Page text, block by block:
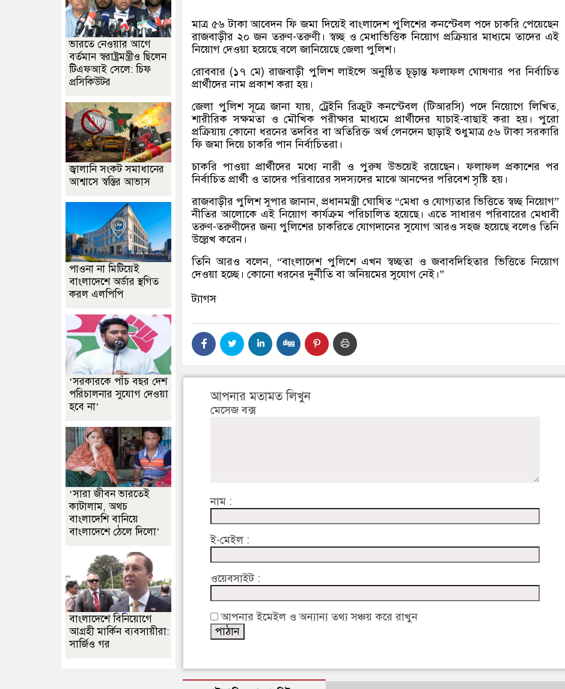
মাত্র ৫৬ টাকা আবেদন ফি জমা দিয়েই বাংলাদেশ পুলিশের কনস্টেবল পদে চাকরি পেয়েছেন
রাজবাড়ীর ২০ জন তরুণ-তরুণী। স্বচ্ছ ও মেধাভিত্তিক নিয়োগ প্রক্রিয়ার মাধ্যমে তাদের এই
নিয়োগ দেওয়া হয়েছে বলে জানিয়েছে জেলা পুলিশ।
রোববার (১৭ মে) রাজবাড়ী পুলিশ লাইন্সে অনুষ্ঠিত চূড়ান্ত ফলাফল ঘোষণার পর নির্বাচিত
প্রার্থীদের নাম প্রকাশ করা হয়।
জেলা পুলিশ সূত্রে জানা যায়, ট্রেইনি রিক্রুট কনস্টেবল (টিআরসি) পদে নিয়োগে লিখিত,
শারীরিক সক্ষমতা ও মৌখিক পরীক্ষার মাধ্যমে প্রার্থীদের যাচাই-বাছাই করা হয়। পুরো
প্রক্রিয়ায় কোনো ধরনের তদবির বা অতিরিক্ত অর্থ লেনদেন ছাড়াই শুধুমাত্র ৫৬ টাকা সরকারি
ফি জমা দিয়ে চাকরি পান নির্বাচিতরা।
চাকরি পাওয়া প্রার্থীদের মধ্যে নারী ও পুরুষ উভয়েই রয়েছেন। ফলাফল প্রকাশের পর
নির্বাচিত প্রার্থী ও তাদের পরিবারের সদস্যদের মাঝে আনন্দের পরিবেশ সৃষ্টি হয়।
রাজবাড়ীর পুলিশ সুপার জানান, প্রধানমন্ত্রী ঘোষিত “মেধা ও যোগ্যতার ভিত্তিতে স্বচ্ছ নিয়োগ”
নীতির আলোকে এই নিয়োগ কার্যক্রম পরিচালিত হয়েছে। এতে সাধারণ পরিবারের মেধাবী
তরুণ-তরুণীদের জন্য পুলিশের চাকরিতে যোগদানের সুযোগ আরও সহজ হয়েছে বলেও তিনি
উল্লেখ করেন।
তিনি আরও বলেন, “বাংলাদেশ পুলিশে এখন স্বচ্ছতা ও জবাবদিহিতার ভিত্তিতে নিয়োগ
দেওয়া হচ্ছে। কোনো ধরনের দুর্নীতি বা অনিয়মের সুযোগ নেই।”
ট্যাগস
আপনার মতামত লিখুন
মেসেজ বক্স
নাম :
ই-মেইল :
ওয়েবসাইট :
আপনার ইমেইল ও অন্যান্য তথ্য সঞ্চয় করে রাখুন
ভারতে নেওয়ার আগে
বর্তমান স্বরাষ্ট্রমন্ত্রীও ছিলেন
টিএফআই সেলে: চিফ
প্রসিকিউটর
জ্বালানি সংকট সমাধানের
আশ্বাসে স্বস্তির আভাস
পাওনা না মিটিয়েই
বাংলাদেশে অর্ডার স্থগিত
করল এলপিপি
‘সরকারকে পাঁচ বছর দেশ
পরিচালনার সুযোগ দেওয়া
হবে না’
‘সারা জীবন ভারতেই
কাটালাম, অথচ
বাংলাদেশি বানিয়ে
বাংলাদেশে ঠেলে দিলো’
বাংলাদেশে বিনিয়োগে
আগ্রহী মার্কিন ব্যবসায়ীরা:
সার্জিও গর